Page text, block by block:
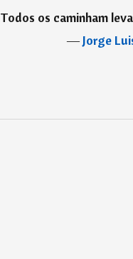
Todos os caminham
―Jorge